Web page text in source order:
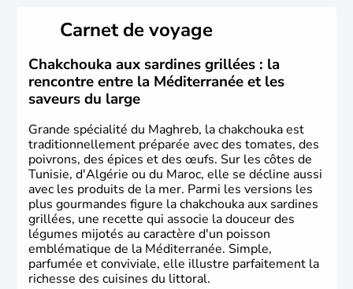
VIIe siècle où, à la suite de nombreuses guerres, elle
s'arabise et s'islamise. A partir du XVIIIe siècle, elle
s'ouvre à l'Europe et passe rapidement sous le contrôle
de la France. Après de longues négociations, la France
reconnaît l'indépendance de la Tunisie le 20 mars 1956, à
l'exception de la base de Bizerte qui lui sera rendue en
1963.
Carnet de voyage
Chakchouka aux sardines grillées : la
rencontre entre la Méditerranée et les
saveurs du large
Grande spécialité du Maghreb, la chakchouka est
traditionnellement préparée avec des tomates, des
poivrons, des épices et des œufs. Sur les côtes de
Tunisie, d'Algérie ou du Maroc, elle se décline aussi
avec les produits de la mer. Parmi les versions les
plus gourmandes figure la chakchouka aux sardines
grillées, une recette qui associe la douceur des
légumes mijotés au caractère d'un poisson
emblématique de la Méditerranée. Simple,
parfumée et conviviale, elle illustre parfaitement la
richesse des cuisines du littoral.